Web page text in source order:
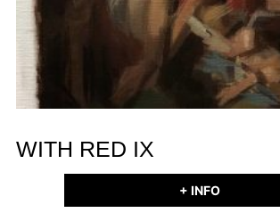
WITH RED IX
+ INFO